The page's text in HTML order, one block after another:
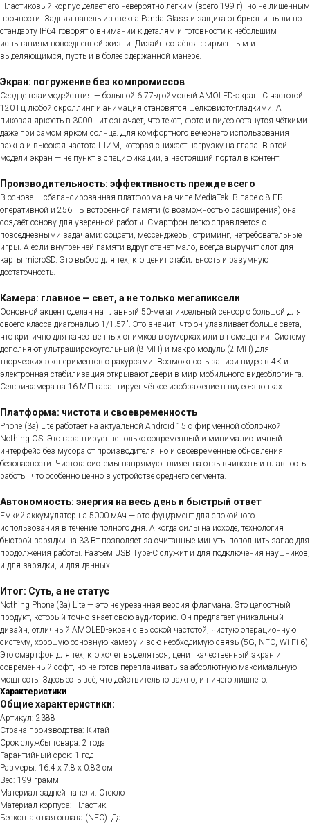
Пластиковый корпус делает его невероятно лёгким (всего 199 г), но не лишённым
прочности. Задняя панель из стекла Panda Glass и защита от брызг и пыли по
стандарту IP64 говорят о внимании к деталям и готовности к небольшим
испытаниям повседневной жизни. Дизайн остаётся фирменным и
выделяющимся, пусть и в более сдержанной манере.
Экран: погружение без компромиссов
Сердце взаимодействия — большой 6.77-дюймовый AMOLED-экран. С частотой
120 Гц любой скроллинг и анимация становятся шелковисто-гладкими. А
пиковая яркость в 3000 нит означает, что текст, фото и видео останутся чёткими
даже при самом ярком солнце. Для комфортного вечернего использования
важна и высокая частота ШИМ, которая снижает нагрузку на глаза. В этой
модели экран — не пункт в спецификации, а настоящий портал в контент.
Производительность: эффективность прежде всего
В основе — сбалансированная платформа на чипе MediaTek. В паре с 8 ГБ
оперативной и 256 ГБ встроенной памяти (с возможностью расширения) она
создаёт основу для уверенной работы. Смартфон легко справляется с
повседневными задачами: соцсети, мессенджеры, стриминг, нетребовательные
игры. А если внутренней памяти вдруг станет мало, всегда выручит слот для
карты microSD. Это выбор для тех, кто ценит стабильность и разумную
достаточность.
Камера: главное — свет, а не только мегапиксели
Основной акцент сделан на главный 50-мегапиксельный сенсор с большой для
своего класса диагональю 1/1.57". Это значит, что он улавливает больше света,
что критично для качественных снимков в сумерках или в помещении. Систему
дополняют ультраширокоугольный (8 МП) и макро-модуль (2 МП) для
творческих экспериментов с ракурсами. Возможность записи видео в 4К и
электронная стабилизация открывают двери в мир мобильного видеоблогинга.
Селфи-камера на 16 МП гарантирует чёткое изображение в видео-звонках.
Платформа: чистота и своевременность
Phone (3a) Lite работает на актуальной Android 15 с фирменной оболочкой
Nothing OS. Это гарантирует не только современный и минималистичный
интерфейс без мусора от производителя, но и своевременные обновления
безопасности. Чистота системы напрямую влияет на отзывчивость и плавность
работы, что особенно ценно в устройстве среднего сегмента.
Автономность: энергия на весь день и быстрый ответ
Ёмкий аккумулятор на 5000 мАч — это фундамент для спокойного
использования в течение полного дня. А когда силы на исходе, технология
быстрой зарядки на 33 Вт позволяет за считанные минуты пополнить запас для
продолжения работы. Разъём USB Type-C служит и для подключения наушников,
и для зарядки, и для данных.
Итог: Суть, а не статус
Nothing Phone (3a) Lite — это не урезанная версия флагмана. Это целостный
продукт, который точно знает свою аудиторию. Он предлагает уникальный
дизайн, отличный AMOLED-экран с высокой частотой, чистую операционную
систему, хорошую основную камеру и всю необходимую связь (5G, NFC, Wi-Fi 6).
Это смартфон для тех, кто хочет выделяться, ценит качественный экран и
современный софт, но не готов переплачивать за абсолютную максимальную
мощность. Здесь есть всё, что действительно важно, и ничего лишнего.
Характеристики
Общие характеристики:
Артикул: 2388
Страна производства: Китай
Срок службы товара: 2 года
Гарантийный срок: 1 год
Размеры: 16.4 x 7.8 x 0.83 см
Вес: 199 грамм
Материал задней панели: Стекло
Материал корпуса: Пластик
Бесконтактная оплата (NFC): Да